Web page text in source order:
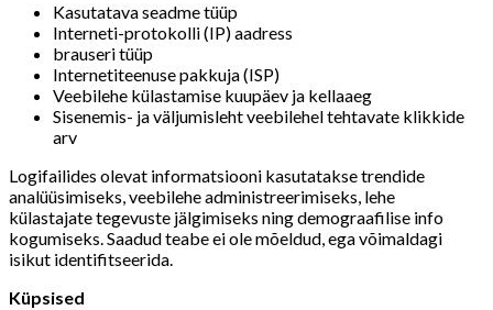
Kasutatava seadme tüüp
Interneti-protokolli (IP) aadress
brauseri tüüp
Internetiteenuse pakkuja (ISP)
Veebilehe külastamise kuupäev ja kellaaeg
Sisenemis- ja väljumisleht veebilehel tehtavate klikkide
arv
Logifailides olevat informatsiooni kasutatakse trendide
analüüsimiseks, veebilehe administreerimiseks, lehe
külastajate tegevuste jälgimiseks ning demograafilise info
kogumiseks. Saadud teabe ei ole mõeldud, ega võimaldagi
isikut identifitseerida.
Küpsised